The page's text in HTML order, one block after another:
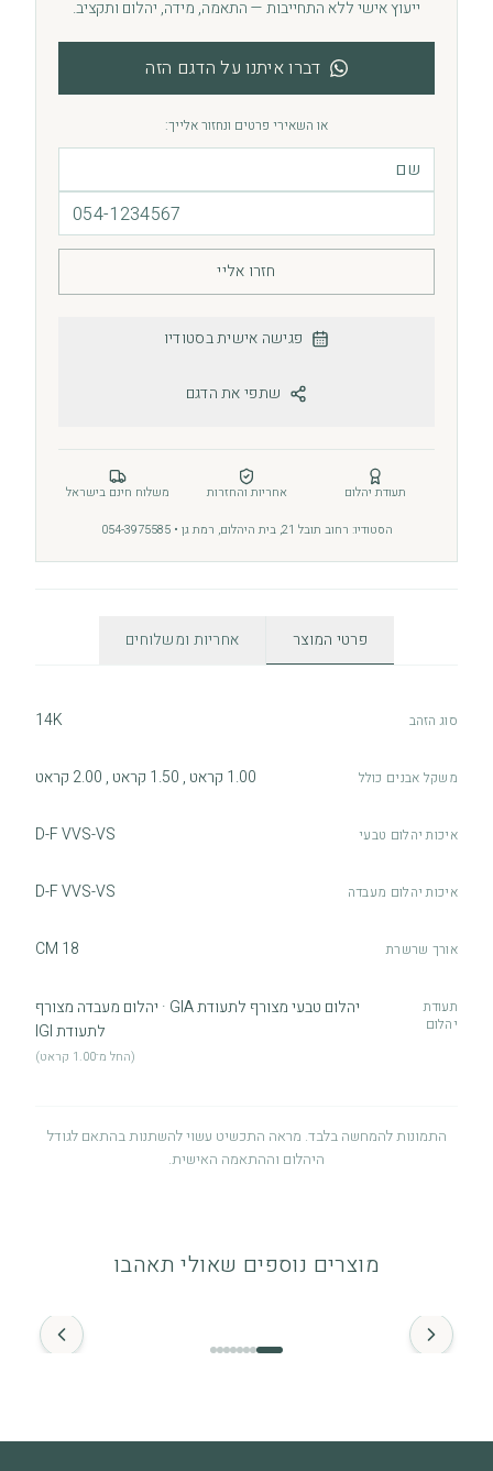
ייעוץ אישי ללא התחייבות — התאמה, מידה, יהלום ותקציב.
דברו איתנו על הדגם הזה
או השאירי פרטים ונחזור אלייך:
חזרו אליי
פגישה אישית בסטודיו
שתפי את הדגם
תעודת יהלום אחריות והחזרות
משלוח חינם בישראל
הסטודיו: רחוב תובל 21, בית היהלום, רמת גן • 054-3975585
פרטי המוצר אחריות ומשלוחים
סוג הזהב 14K
משקל אבנים כולל 1.00 קראט , 1.50 קראט , 2.00 קראט
איכות יהלום טבעי D-F VVS-VS
איכות יהלום מעבדה D-F VVS-VS
אורך שרשרת 18 CM
תעודת
יהלום
יהלום טבעי מצורף לתעודת GIA · יהלום מעבדה מצורף
לתעודת IGI
(החל מ־1.00 קראט)
התמונות להמחשה בלבד. מראה התכשיט עשוי להשתנות בהתאם לגודל
היהלום וההתאמה האישית.
במדיניות האחריות.
התכשיט מיוצר מזהב איכותי (14K / 18K) ומשובץ ביהלומים טבעיים.
שימוש יומיומי עשוי לגרום לשחיקה טבעית לאורך זמן, וזה חלק
מוצרים נוספים שאולי תאהבו